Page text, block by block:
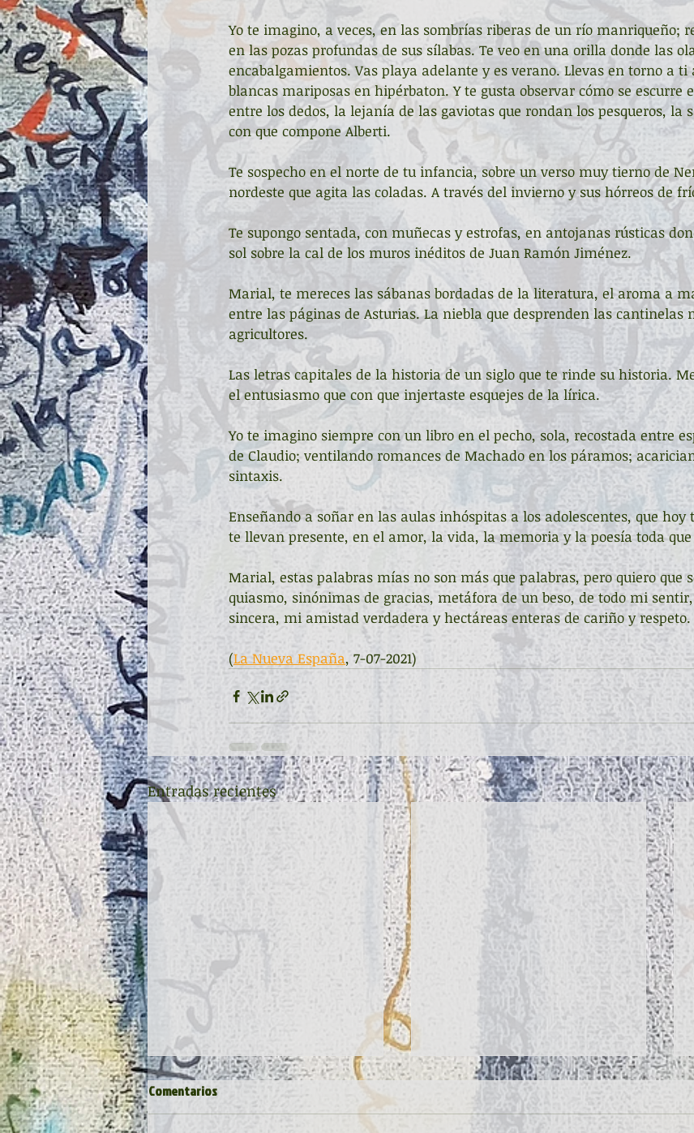
Entonces Vengo del norte Pequeños pasos para grandes poetas
Yo te imagino, a veces, en las sombrías riberas de un río manriqueño;
en las pozas profundas de sus sílabas. Te veo en una orilla donde las
encabalgamientos. Vas playa adelante y es verano. Llevas en torno a
blancas mariposas en hipérbaton. Y te gusta observar cómo se escurre
entre los dedos, la lejanía de las gaviotas que rondan los pesqueros, la
con que compone Alberti.
Te sospecho en el norte de tu infancia, sobre un verso muy tierno de
nordeste que agita las coladas. A través del invierno y sus hórreos de
Te supongo sentada, con muñecas y estrofas, en antojanas rústicas
sol sobre la cal de los muros inéditos de Juan Ramón Jiménez.
Marial, te mereces las sábanas bordadas de la literatura, el aroma a
entre las páginas de Asturias. La niebla que desprenden las cantinelas
agricultores.
Las letras capitales de la historia de un siglo que te rinde su historia.
el entusiasmo que con que injertaste esquejes de la lírica.
Yo te imagino siempre con un libro en el pecho, sola, recostada entre
de Claudio; ventilando romances de Machado en los páramos;
sintaxis.
Enseñando a soñar en las aulas inhóspitas a los adolescentes, que
te llevan presente, en el amor, la vida, la memoria y la poesía toda
Marial, estas palabras mías no son más que palabras, pero quiero que
quiasmo, sinónimas de gracias, metáfora de un beso, de todo mi
sincera, mi amistad verdadera y hectáreas enteras de cariño y respeto.
(La Nueva España, 7-07-2021)
Entradas recientes
Comentarios